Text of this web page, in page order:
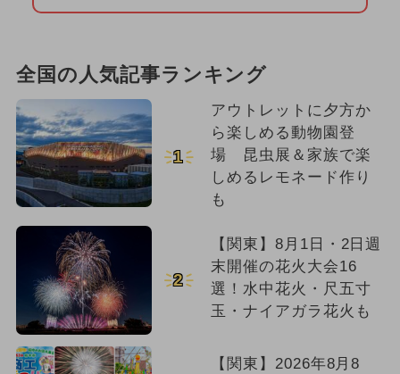
全国の人気記事ランキング
1
アウトレットに夕方か
ら楽しめる動物園登
場 昆虫展＆家族で楽
しめるレモネード作り
も
2
【関東】8月1日・2日週
末開催の花火大会16
選！水中花火・尺五寸
玉・ナイアガラ花火も
【関東】2026年8月8